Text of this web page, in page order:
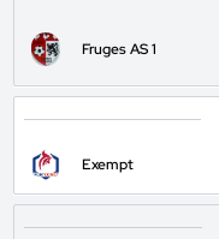
Fruges AS 1
Exempt